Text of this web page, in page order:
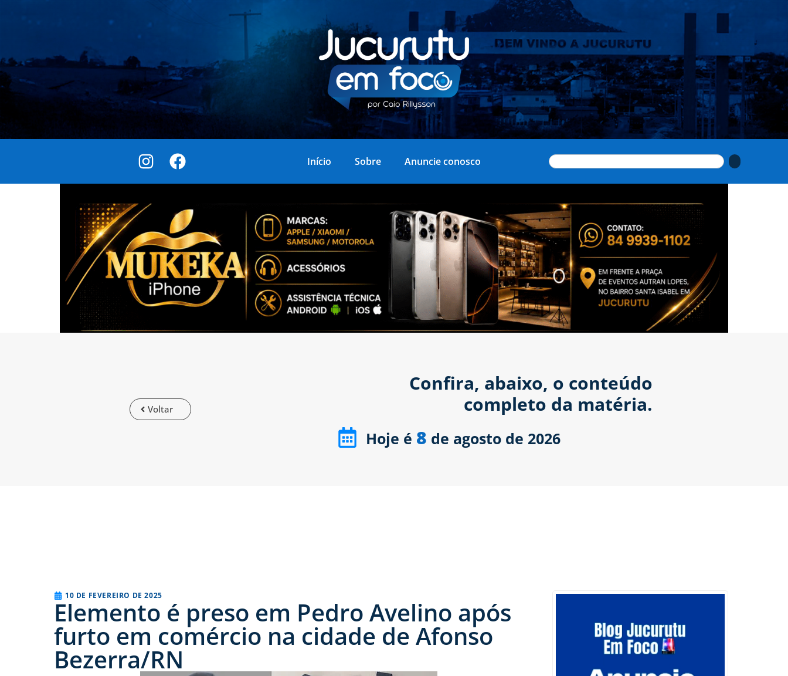
Início Sobre Anuncie conosco
Voltar
Confira, abaixo, o conteúdo
completo da matéria.
Hoje é 8 de agosto de 2026
10 DE FEVEREIRO DE 2025
Elemento é preso em Pedro Avelino após
furto em comércio na cidade de Afonso
Bezerra/RN